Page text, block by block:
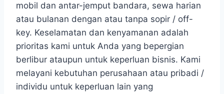
mobil dan antar-jemput bandara, sewa harian
atau bulanan dengan atau tanpa sopir / off-
key. Keselamatan dan kenyamanan adalah
prioritas kami untuk Anda yang bepergian
berlibur ataupun untuk keperluan bisnis. Kami
melayani kebutuhan perusahaan atau pribadi /
individu untuk keperluan lain yang